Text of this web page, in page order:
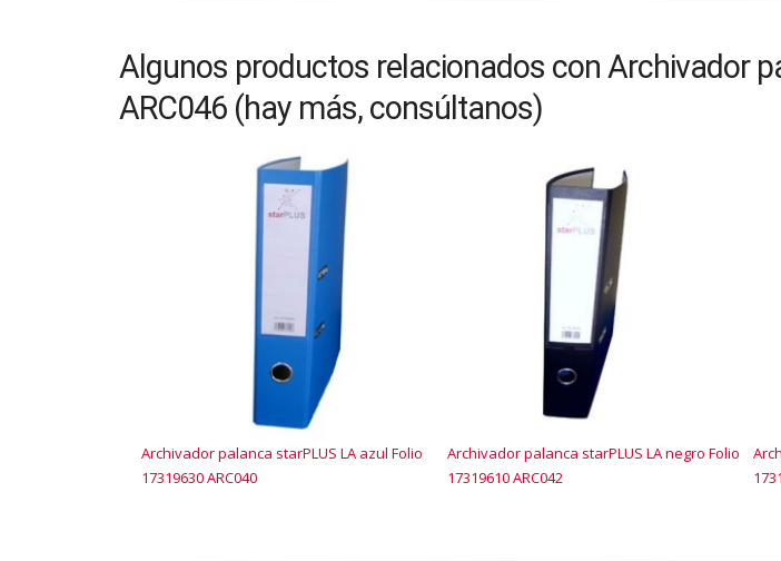
Algunos productos relacionados con Archivador
ARC046 (hay más, consúltanos)
Archivador palanca starPLUS LA azul Folio
17319630 ARC040
Archivador palanca starPLUS LA negro Folio
17319610 ARC042